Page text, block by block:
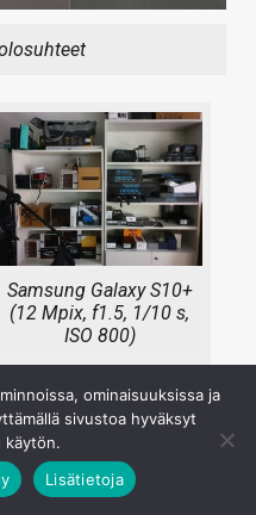
Samsung Galaxy S10+
(12 Mpix, f1.5, 1/10 s,
ISO 800)
ominaisuuksissa ja
sivustoa hyväksyt
käytön.
Lisätietoja